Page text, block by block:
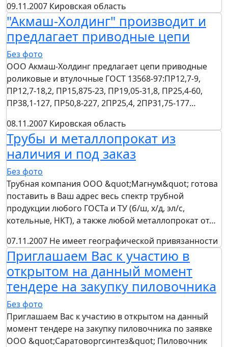
09.11.2007 Кировская область
"Акмаш-Холдинг" производит и
предлагает приводные цепи
Без фото
ООО Акмаш-Холдинг предлагает цепи приводные
роликовые и втулочные ГОСТ 13568-97:ПР12,7-9,
ПР12,7-18,2, ПР15,875-23, ПР19,05-31,8, ПР25,4-60,
ПР38,1-127, ПР50,8-227, 2ПР25,4, 2ПР31,75-177…
08.11.2007 Кировская область
Трубы и металлопрокат из
наличия и под заказ
Без фото
Трубная компания ООО &quot;Магнум&quot; готова
поставить в Ваш адрес весь спектр трубной
продукции любого ГОСТа и ТУ (б/ш, х/д, эл/с,
котельные, НКТ), а также любой металлопрокат от…
07.11.2007 Не имеет географической привязанности
Приглашаем Вас к участию в
открытом на данный момент
тендере на закупку пиловочника
Без фото
Приглашаем Вас к участию в открытом на данный
момент тендере на закупку пиловочника по заявке
ООО &quot;Саратоворгсинтез&quot; Пиловочник